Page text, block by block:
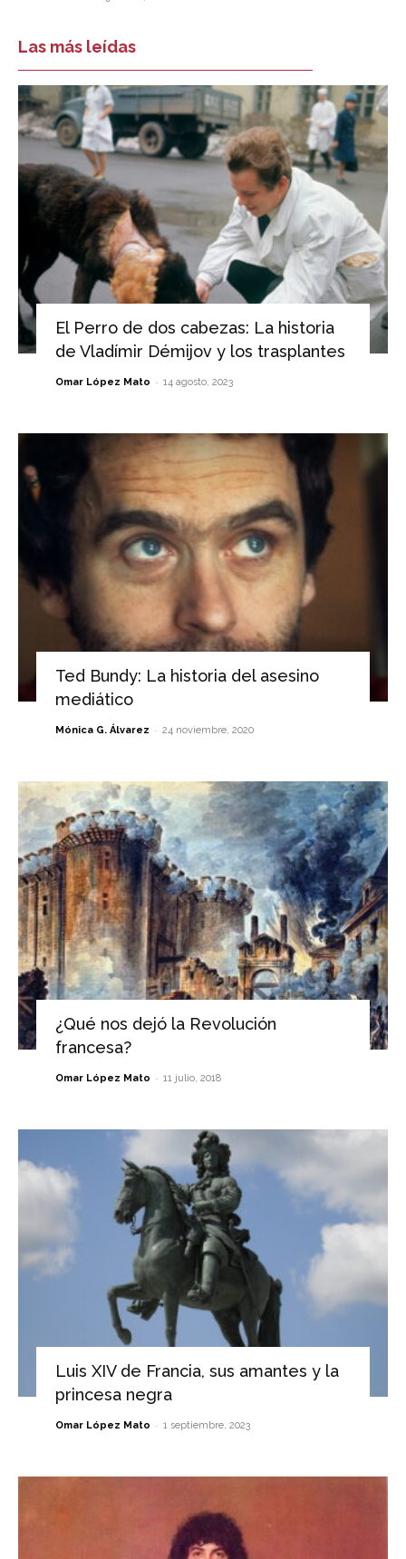
Las más leídas
El Perro de dos cabezas: La historia
de Vladímir Démijov y los trasplantes
Omar López Mato - 14 agosto, 2023
Ted Bundy: La historia del asesino
mediático
Mónica G. Álvarez - 24 noviembre, 2020
¿Qué nos dejó la Revolución
francesa?
Omar López Mato - 11 julio, 2018
Luis XIV de Francia, sus amantes y la
princesa negra
Omar López Mato - 1 septiembre, 2023